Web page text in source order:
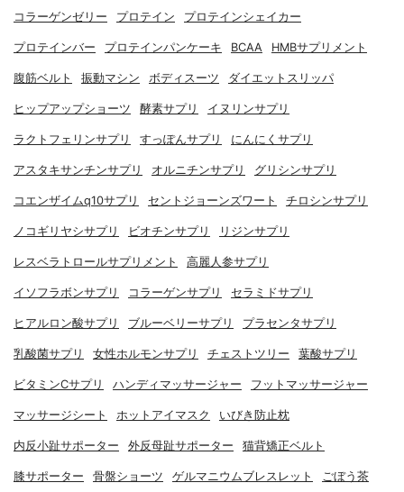
コラーゲンゼリー プロテイン プロテインシェイカー
プロテインバー プロテインパンケーキ BCAA HMBサプリメント
腹筋ベルト 振動マシン ボディスーツ ダイエットスリッパ
ヒップアップショーツ 酵素サプリ イヌリンサプリ
ラクトフェリンサプリ すっぽんサプリ にんにくサプリ
アスタキサンチンサプリ オルニチンサプリ グリシンサプリ
コエンザイムq10サプリ セントジョーンズワート チロシンサプリ
ノコギリヤシサプリ ビオチンサプリ リジンサプリ
レスベラトロールサプリメント 高麗人参サプリ
イソフラボンサプリ コラーゲンサプリ セラミドサプリ
ヒアルロン酸サプリ ブルーベリーサプリ プラセンタサプリ
乳酸菌サプリ 女性ホルモンサプリ チェストツリー 葉酸サプリ
ビタミンCサプリ ハンディマッサージャー フットマッサージャー
マッサージシート ホットアイマスク いびき防止枕
内反小趾サポーター 外反母趾サポーター 猫背矯正ベルト
膝サポーター 骨盤ショーツ ゲルマニウムブレスレット ごぼう茶